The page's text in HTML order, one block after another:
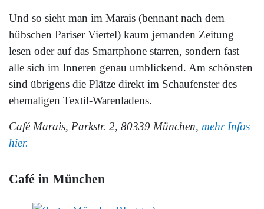
Und so sieht man im Marais (bennant nach dem
hübschen Pariser Viertel) kaum jemanden Zeitung
lesen oder auf das Smartphone starren, sondern fast
alle sich im Inneren genau umblickend. Am schönsten
sind übrigens die Plätze direkt im Schaufenster des
ehemaligen Textil-Warenladens.
Café Marais, Parkstr. 2, 80339 München, mehr Infos
hier.
Café in München